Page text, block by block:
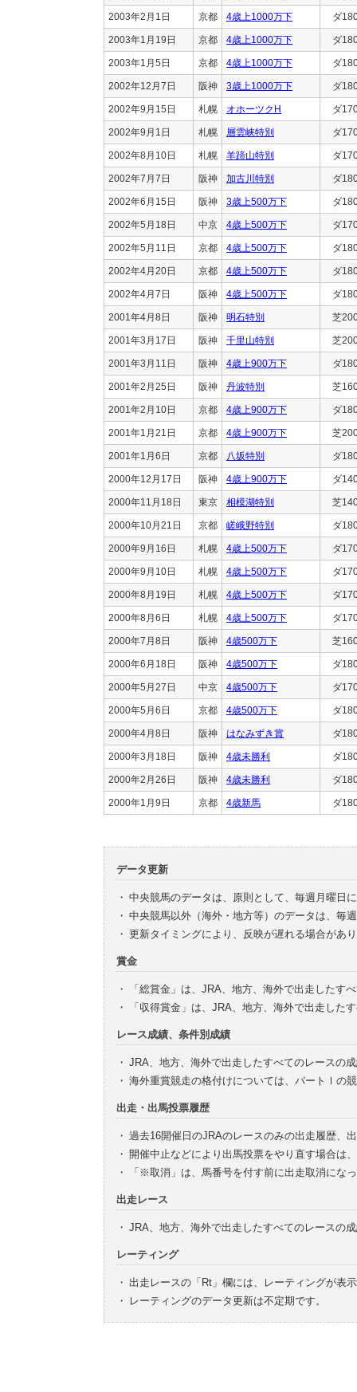
2003年2月1日 京都 4歳上1000万下 ダ
2003年1月19日 京都 4歳上1000万下 ダ
2003年1月5日 京都 4歳上1000万下 ダ
2002年12月7日 阪神 3歳上1000万下 ダ
2002年9月15日 札幌 オホーツクH ダ
2002年9月1日 札幌 層雲峡特別 ダ
2002年8月10日 札幌 羊蹄山特別 ダ
2002年7月7日 阪神 加古川特別 ダ
2002年6月15日 阪神 3歳上500万下 ダ
2002年5月18日 中京 4歳上500万下 ダ
2002年5月11日 京都 4歳上500万下 ダ
2002年4月20日 京都 4歳上500万下 ダ
2002年4月7日 阪神 4歳上500万下 ダ
2001年4月8日 阪神 明石特別 芝
2001年3月17日 阪神 千里山特別 芝
2001年3月11日 阪神 4歳上900万下 ダ
2001年2月25日 阪神 丹波特別 芝
2001年2月10日 京都 4歳上900万下 ダ
2001年1月21日 京都 4歳上900万下 芝
2001年1月6日 京都 八坂特別 ダ
2000年12月17日 阪神 4歳上900万下 ダ
2000年11月18日 東京 相模湖特別 芝
2000年10月21日 京都 嵯峨野特別 ダ
2000年9月16日 札幌 4歳上500万下 ダ
2000年9月10日 札幌 4歳上500万下 ダ
2000年8月19日 札幌 4歳上500万下 ダ
2000年8月6日 札幌 4歳上500万下 ダ
2000年7月8日 阪神 4歳500万下 芝
2000年6月18日 阪神 4歳500万下 ダ
2000年5月27日 中京 4歳500万下 ダ
2000年5月6日 京都 4歳500万下 ダ
2000年4月8日 阪神 はなみずき賞 ダ
2000年3月18日 阪神 4歳未勝利 ダ
2000年2月26日 阪神 4歳未勝利 ダ
2000年1月9日 京都 4歳新馬 ダ
データ更新
・ 中央競馬のデータは、原則として、毎週月曜日
・ 中央競馬以外（海外・地方等）のデータは、毎
・ 更新タイミングにより、反映が遅れる場合があ
賞金
・
「総賞金」は、JRA、地方、海外で出走したす
・
「収得賞金」は、JRA、地方、海外で出走した
レース成績、条件別成績
・ JRA、地方、海外で出走したすべてのレースの
・ 海外重賞競走の格付けについては、パートⅠの
出走・出馬投票履歴
・ 過去16開催日のJRAのレースのみの出走履歴、
・ 開催中止などにより出馬投票をやり直す場合は
・
「※取消」は、馬番号を付す前に出走取消にな
出走レース
・ JRA、地方、海外で出走したすべてのレースの
レーティング
・ 出走レースの「Rt」欄には、レーティングが表
・
レーティングのデータ更新は不定期です。